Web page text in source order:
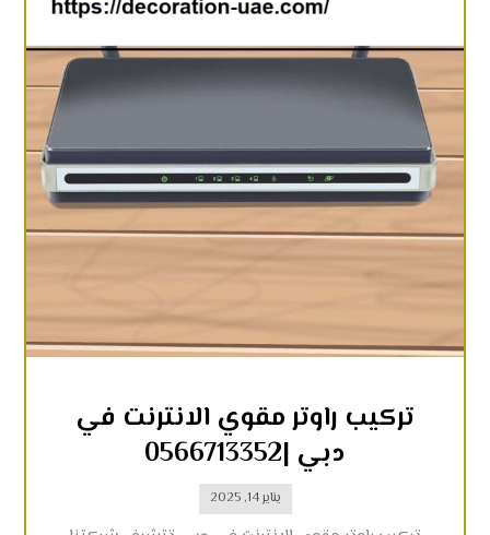
تركيب راوتر مقوي الانترنت في
دبي |0566713352
يناير 14, 2025